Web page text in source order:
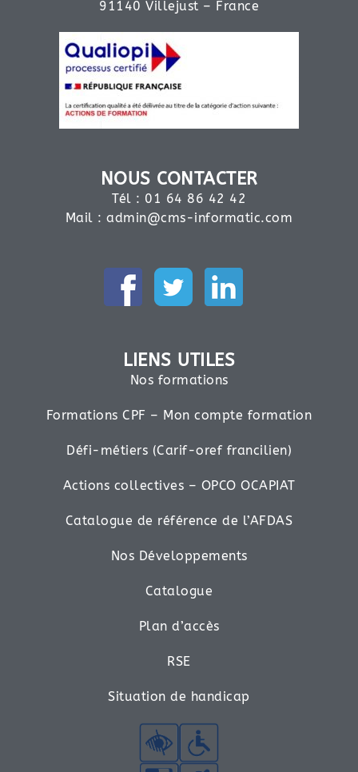
91140 Villejust – France
NOUS CONTACTER
Tél : 01 64 86 42 42
Mail :admin@cms-informatic.com
LIENS UTILES
Nos formations
Formations CPF – Mon compte formation
Défi-métiers (Carif-oref francilien)
Actions collectives – OPCO OCAPIAT
Catalogue de référence de l’AFDAS
Nos Développements
Catalogue
Plan d’accès
RSE
Situation de handicap